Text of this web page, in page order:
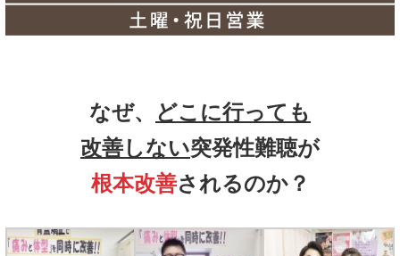
なぜ、
どこに行っても
改善しない突発性難聴が
根本改善されるのか？